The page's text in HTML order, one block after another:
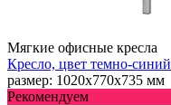
Мягкие офисные кресла
Кресло, цвет темно-синий
размер: 1020х770х735 мм
Рекомендуем